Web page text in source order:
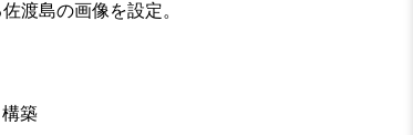
渡島の画像を設定。
築